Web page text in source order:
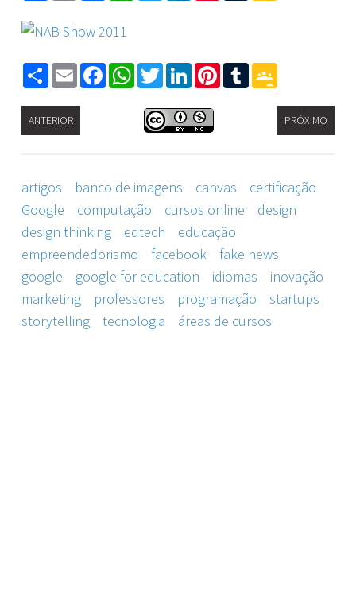
ShareEmailFacebookWhatsApp
TwitterLinkedInPinterest
Tumblr
ANTERIOR PRÓXIMO
artigos banco de imagens canvas
certificação
Google
computação cursos online
design
design thinking
edtech
educação
empreendedorismo
facebook
fake news
google
google for education idiomas
inovação
marketing
professores programação
startups
storytelling
tecnologia áreas de cursos